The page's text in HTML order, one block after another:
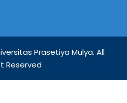
Prasetiya Mulya. All
Reserved